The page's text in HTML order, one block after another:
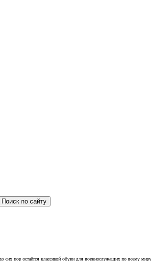
пор остаётся классикой обуви для военнослужащих по всему миру.